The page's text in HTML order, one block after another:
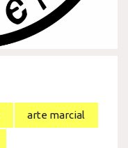
arte marcial